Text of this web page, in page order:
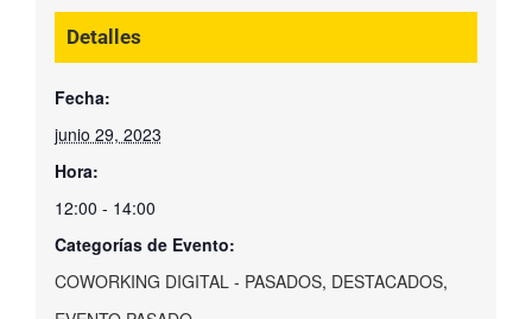
Detalles
Fecha:
junio 29, 2023
Hora:
12:00 - 14:00
Categorías de Evento:
COWORKING DIGITAL - PASADOS, DESTACADOS,